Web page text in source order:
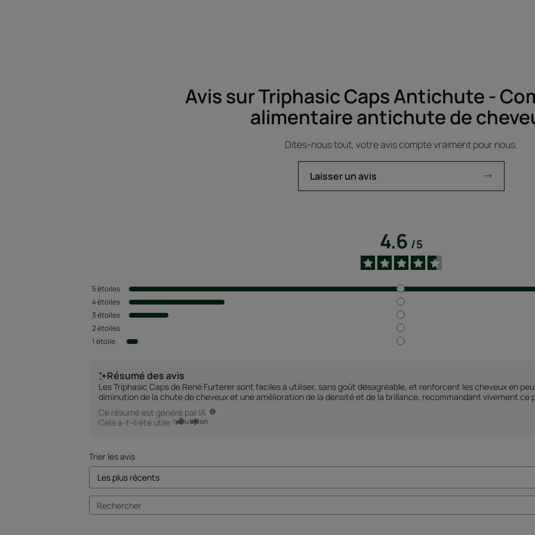
Avis sur Triphasic Caps Antichute -
alimentaire antichute de
Dites-nous tout, votre avis compte vraiment pour nous.
Laisser un avis
4.6/5
5étoiles
4étoiles
3étoiles
2étoiles
1étoile
Résumé des avis
Les Triphasic Caps de René Furterer sont faciles à utiliser, sans goût désagréable, et renforcent les cheveux en
diminution de la chute de cheveux et une amélioration de la densité et de la brillance, recommandant vivement ce
Ce résumé est généré par IA
Cela a-t-il été utile ? Oui Non
Trier les avis